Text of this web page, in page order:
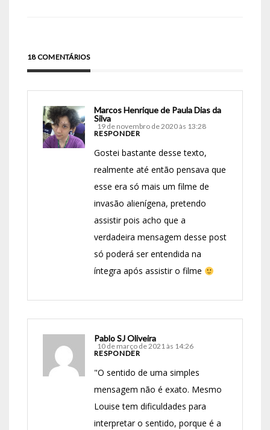
18 COMENTÁRIOS
Marcos Henrique de Paula Dias da
Silva
19 de novembro de 2020 às 13:28
RESPONDER
Gostei bastante desse texto,
realmente até então pensava que
esse era só mais um filme de
invasão alienígena, pretendo
assistir pois acho que a
verdadeira mensagem desse post
só poderá ser entendida na
íntegra após assistir o filme
Pablo SJ Oliveira
10 de março de 2021 às 14:26
RESPONDER
"O sentido de uma simples
mensagem não é exato. Mesmo
Louise tem dificuldades para
interpretar o sentido, porque é a